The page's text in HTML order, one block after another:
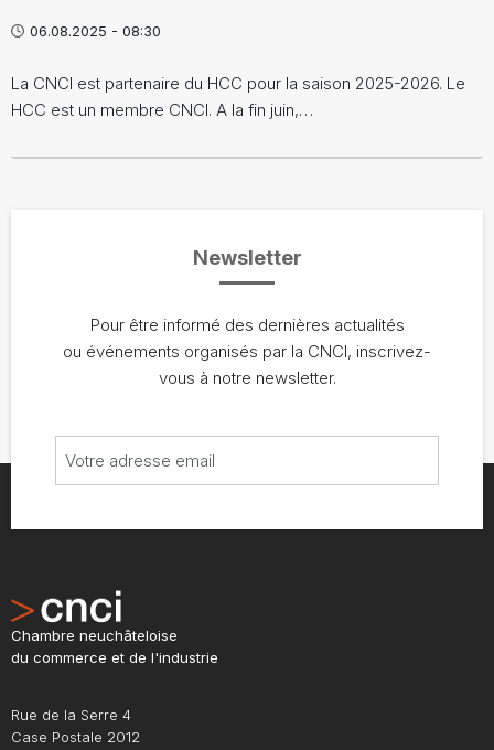
06.08.2025 - 08:30
La CNCI est partenaire du HCC pour la saison 2025-2026. Le
HCC est un membre CNCI. A la fin juin,…
Newsletter
Pour être informé des dernières actualités
ou événements organisés par la CNCI, inscrivez-
vous à notre newsletter.
Chambre neuchâteloise
du commerce et de l'industrie
Rue de la Serre 4
Case Postale 2012